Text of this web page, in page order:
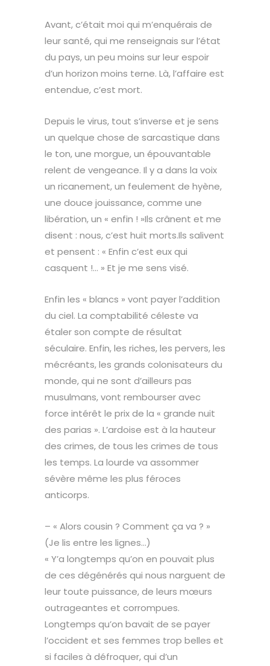
Avant, c’était moi qui m’enquérais de
leur santé, qui me renseignais sur l’état
du pays, un peu moins sur leur espoir
d’un horizon moins terne. Là, l’affaire est
entendue, c’est mort.
Depuis le virus, tout s’inverse et je sens
un quelque chose de sarcastique dans
le ton, une morgue, un épouvantable
relent de vengeance. Il y a dans la voix
un ricanement, un feulement de hyène,
une douce jouissance, comme une
libération, un « enfin ! »Ils crânent et me
disent : nous, c’est huit morts.Ils salivent
et pensent : « Enfin c’est eux qui
casquent !… » Et je me sens visé.
Enfin les « blancs » vont payer l’addition
du ciel. La comptabilité céleste va
étaler son compte de résultat
séculaire. Enfin, les riches, les pervers, les
mécréants, les grands colonisateurs du
monde, qui ne sont d’ailleurs pas
musulmans, vont rembourser avec
force intérêt le prix de la « grande nuit
des parias ». L’ardoise est à la hauteur
des crimes, de tous les crimes de tous
les temps. La lourde va assommer
sévère même les plus féroces
anticorps.
– « Alors cousin ? Comment ça va ? »
(Je lis entre les lignes…)
« Y’a longtemps qu’on en pouvait plus
de ces dégénérés qui nous narguent de
leur toute puissance, de leurs mœurs
outrageantes et corrompues.
Longtemps qu’on bavait de se payer
l’occident et ses femmes trop belles et
si faciles à défroquer, qui d’un